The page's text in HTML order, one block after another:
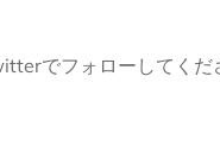
でフォローしてくだ